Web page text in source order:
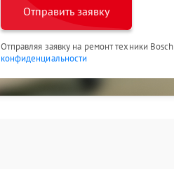
Отправить заявку
Отправляя заявку на ремонт техники
конфиденциальности